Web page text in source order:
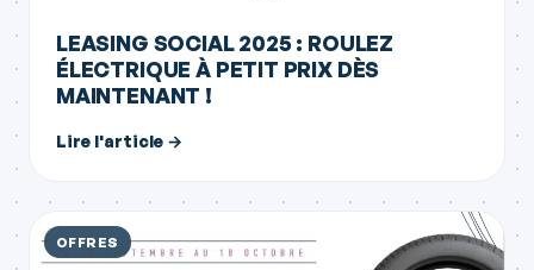
LEASING SOCIAL 2025 : ROULEZ
ÉLECTRIQUE À PETIT PRIX DÈS
MAINTENANT !
Lire l'article →
OFFRES